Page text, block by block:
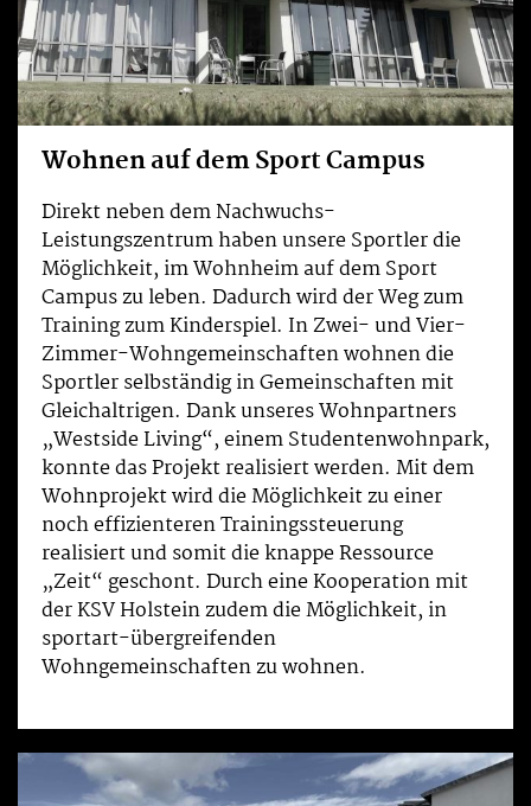
Wohnen auf dem Sport Campus
Direkt neben dem Nachwuchs-
Leistungszentrum haben unsere Sportler die
Möglichkeit, im Wohnheim auf dem Sport
Campus zu leben. Dadurch wird der Weg zum
Training zum Kinderspiel. In Zwei- und Vier-
Zimmer-Wohngemeinschaften wohnen die
Sportler selbständig in Gemeinschaften mit
Gleichaltrigen. Dank unseres Wohnpartners
„Westside Living“, einem Studentenwohnpark,
konnte das Projekt realisiert werden. Mit dem
Wohnprojekt wird die Möglichkeit zu einer
noch effizienteren Trainingssteuerung
realisiert und somit die knappe Ressource
„Zeit“ geschont. Durch eine Kooperation mit
der KSV Holstein zudem die Möglichkeit, in
sportart-übergreifenden
Wohngemeinschaften zu wohnen.